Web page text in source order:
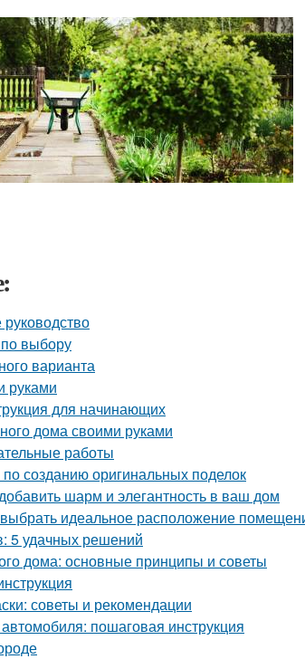
выбору
варианта
руками
для начинающих
дома своими руками
работы
созданию оригинальных поделок
шарм и элегантность в ваш дом
идеальное расположение
5 удачных решений
дома: основные принципы и советы
советы и рекомендации
пошаговая инструкция